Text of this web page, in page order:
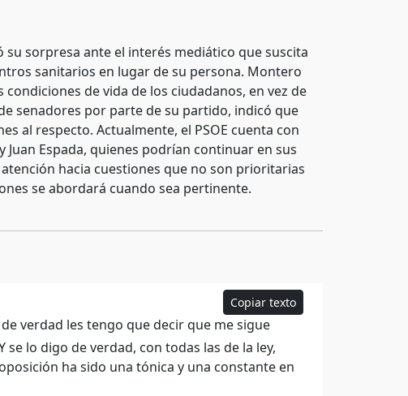
su sorpresa ante el interés mediático que suscita
sanitarios en lugar de su persona. Montero
de vida de los ciudadanos, en vez de
senadores por parte de su partido, indicó que
al respecto. Actualmente, el PSOE cuenta con
Espada, quienes podrían continuar en sus
hacia cuestiones que no son prioritarias
se abordará cuando sea pertinente.
Copiar texto
verdad les tengo que decir que me sigue
lo digo de verdad, con todas las de la ley,
ha sido una tónica y una constante en